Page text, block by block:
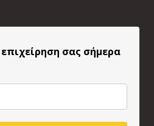
σας σήμερα